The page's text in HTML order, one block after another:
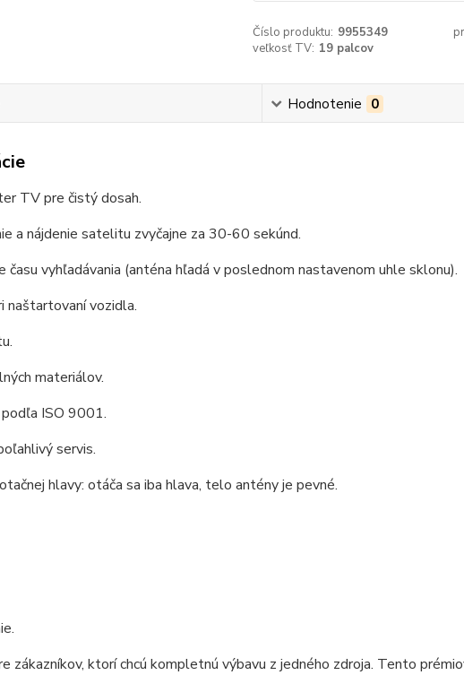
Číslo produktu: 9955349
veľkosť TV: 19 palcov
Hodnotenie 0
TV pre čistý dosah.
a nájdenie satelitu zvyčajne za 30-60 sekúnd.
času vyhľadávania (anténa hľadá v poslednom nastavenom uhle sklonu).
naštartovaní vozidla.
materiálov.
ISO 9001.
servis.
hlavy: otáča sa iba hlava, telo antény je pevné.
zákazníkov, ktorí chcú kompletnú výbavu z jedného zdroja. Tento